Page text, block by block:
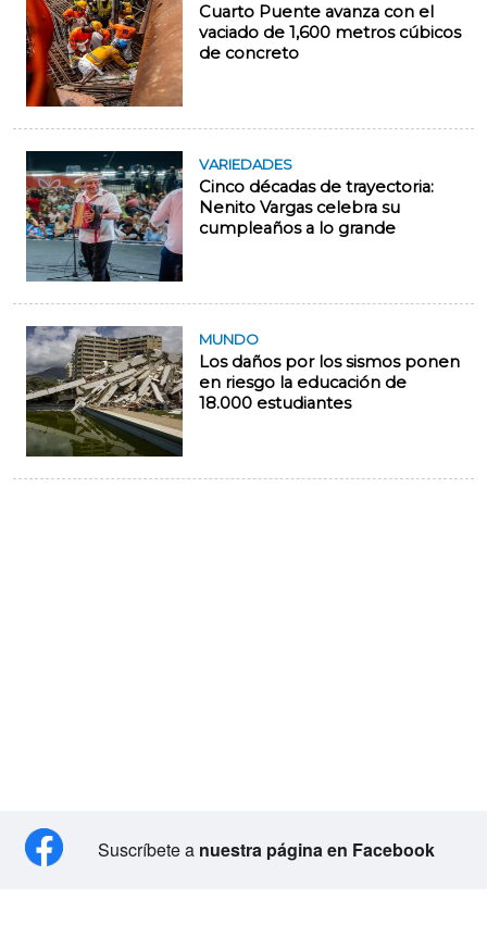
Cuarto Puente avanza con el
vaciado de 1,600 metros cúbicos
de concreto
VARIEDADES
Cinco décadas de trayectoria:
Nenito Vargas celebra su
cumpleaños a lo grande
MUNDO
Los daños por los sismos ponen
en riesgo la educación de
18.000 estudiantes
Suscríbete a nuestra página en Facebook